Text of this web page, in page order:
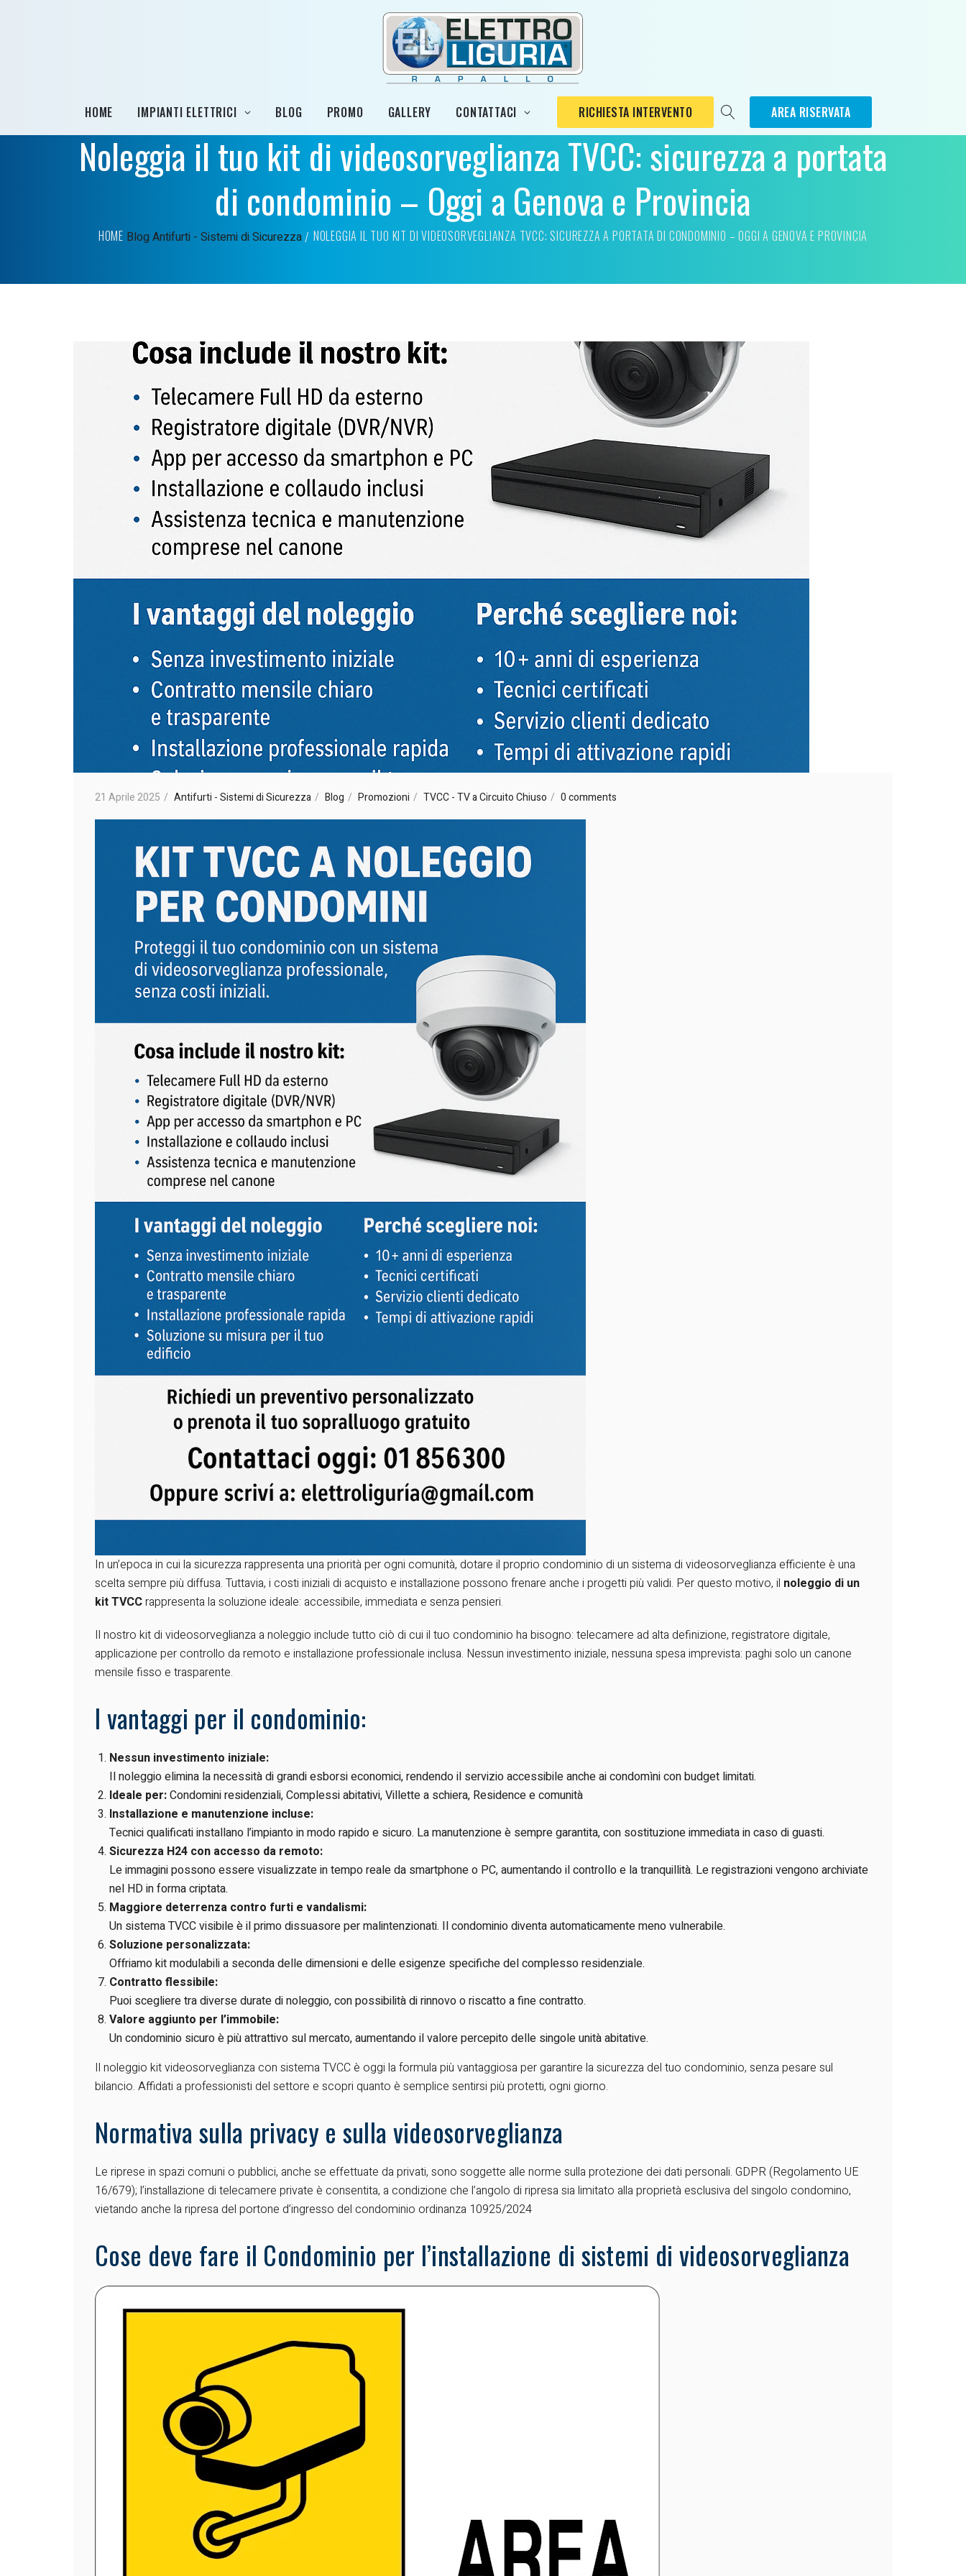
HOME IMPIANTI ELETTRICI BLOG PROMO GALLERY CONTATTACI RICHIESTA INTERVENTO AREA RISERVATA
Noleggia il tuo kit di videosorveglianza TVCC: sicurezza a portata
di condominio – Oggi a Genova e Provincia
HOME Blog Antifurti - Sistemi di Sicurezza NOLEGGIA IL TUO KIT DI VIDEOSORVEGLIANZA TVCC: SICUREZZA A PORTATA DI CONDOMINIO – OGGI A GENOVA E PROVINCIA
21 Aprile 2025 Antifurti - Sistemi di Sicurezza Blog Promozioni TVCC - TV a Circuito Chiuso 0 comments
In un’epoca in cui la sicurezza rappresenta una priorità per ogni comunità, dotare il proprio condominio di un sistema di videosorveglianza efficiente è una
scelta sempre più diffusa. Tuttavia, i costi iniziali di acquisto e installazione possono frenare anche i progetti più validi. Per questo motivo, il noleggio di un
kit TVCCrappresenta la soluzione ideale: accessibile, immediata e senza pensieri.
Il nostro kit di videosorveglianza a noleggio include tutto ciò di cui il tuo condominio ha bisogno: telecamere ad alta definizione, registratore digitale,
applicazione per controllo da remoto e installazione professionale inclusa. Nessun investimento iniziale, nessuna spesa imprevista: paghi solo un canone
mensile fisso e trasparente.
I vantaggi per il condominio:
Nessun investimento iniziale:
Il noleggio elimina la necessità di grandi esborsi economici, rendendo il servizio accessibile anche ai condomìni con budget limitati.
Ideale per:Condomini residenziali, Complessi abitativi, Villette a schiera, Residence e comunità
Installazione e manutenzione incluse:
Tecnici qualificati installano l’impianto in modo rapido e sicuro. La manutenzione è sempre garantita, con sostituzione immediata in caso di guasti.
Sicurezza H24 con accesso da remoto:
Le immagini possono essere visualizzate in tempo reale da smartphone o PC, aumentando il controllo e la tranquillità. Le registrazioni vengono archiviate
nel HD in forma criptata.
Maggiore deterrenza contro furti e vandalismi:
Un sistema TVCCvisibile è il primo dissuasore per malintenzionati. Il condominio diventa automaticamente meno vulnerabile.
Soluzione personalizzata:
Offriamo kit modulabili a seconda delle dimensioni e delle esigenze specifiche del complesso residenziale.
Contratto flessibile:
Puoi scegliere tra diverse durate di noleggio, con possibilità di rinnovo o riscatto a fine contratto.
Valore aggiunto per l’immobile:
Un condominio sicuro è più attrattivo sul mercato, aumentando il valore percepito delle singole unità abitative.
Il noleggio kit videosorveglianza con sistema TVCC è oggi la formula più vantaggiosa per garantire la sicurezza del tuo condominio, senza pesare sul
bilancio. Affidati a professionisti del settore e scopri quanto è semplice sentirsi più protetti, ogni giorno.
Normativa sulla privacy e sulla videosorveglianza
Le riprese in spazi comuni o pubblici, anche se effettuate da privati, sono soggette alle norme sulla protezione dei dati personali. GDPR (Regolamento UE
16/679); l’installazione di telecamere private è consentita, a condizione che l’angolo di ripresa sia limitato alla proprietà esclusiva del singolo condomino,
vietando anche la ripresa del portone d’ingresso del condominio ordinanza 10925/2024
Cose deve fare il Condominio per l’installazione di sistemi di videosorveglianza